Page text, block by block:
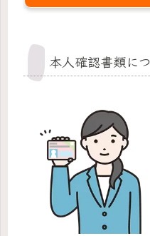
本人確認書類に